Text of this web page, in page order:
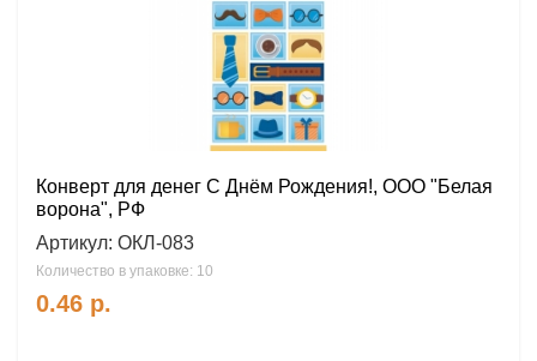
Конверт для денег С Днём Рождения!, ООО "Белая
ворона", РФ
Артикул: ОКЛ-083
Количество в упаковке: 10
0.46 р.